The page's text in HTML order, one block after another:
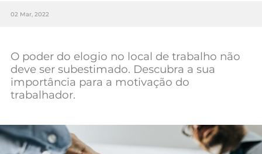
Sociedade
Negócios
Mundial 2026
02 Mar, 2022
O poder do elogio no local de trabalho não
deve ser subestimado. Descubra a sua
importância para a motivação do
trabalhador.